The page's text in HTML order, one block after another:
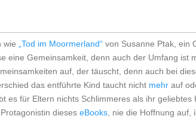
wie „Tod im Moormerland“ von Susanne Ptak, ein
eine Gemeinsamkeit, denn auch der Umfang ist
auf, der täuscht, denn auch bei
das entführte Kind taucht nicht mehr auf
es für Eltern nichts Schlimmeres als ihr
Protagonistin dieses eBooks , nie die Hoffnung